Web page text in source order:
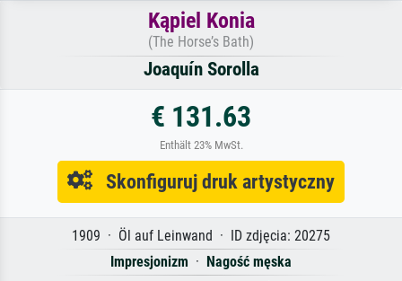
Kąpiel Konia
(The Horse’s Bath)
Joaquín Sorolla
€ 131.63
Enthält 23% MwSt.
Skonfiguruj druk artystyczny
1909 · Öl auf Leinwand · ID zdjęcia: 20275
Impresjonizm · Nagość męska